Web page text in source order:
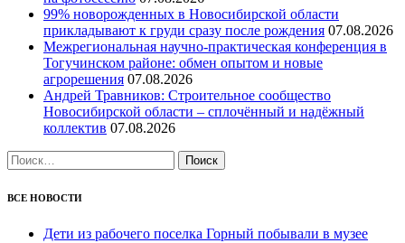
99% новорожденных в Новосибирской области
прикладывают к груди сразу после рождения 07.08.2026
Межрегиональная научно‑практическая конференция в
Тогучинском районе: обмен опытом и новые
агрорешения 07.08.2026
Андрей Травников: Строительное сообщество
Новосибирской области – сплочённый и надёжный
коллектив 07.08.2026
Найти:
ВСЕ НОВОСТИ
Дети из рабочего поселка Горный побывали в музее